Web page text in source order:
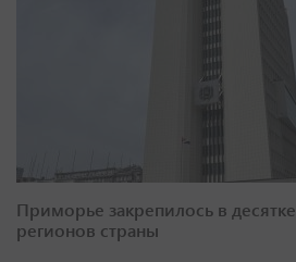
Приморье закрепилось в
регионов страны